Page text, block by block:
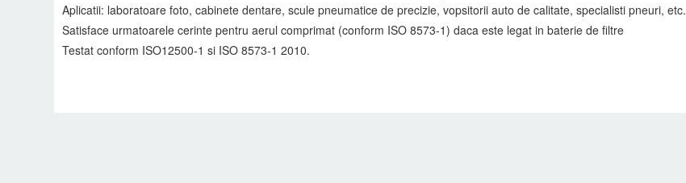
Aplicatii: laboratoare foto, cabinete dentare, scule pneumatice de precizie, vopsitorii auto de calitate, specialisti pneuri, etc.
Satisface urmatoarele cerinte pentru aerul comprimat (conform ISO 8573-1) daca este legat in baterie de filtre
Testat conform ISO12500-1 si ISO 8573-1 2010.